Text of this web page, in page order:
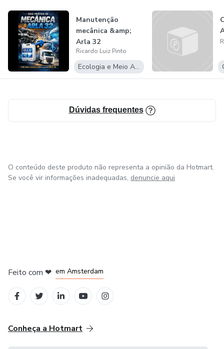
Manutenção
mecânica &amp;
Arla 32
Ricardo Luiz Pinto
Ecologia e Meio Ambiente
Dúvidas frequentes
O conteúdo deste produto não representa a opinião da Hotmart.
Se você vir informações inadequadas, denuncie aqui
Feito com ❤ em Amsterdam
Conheça a Hotmart